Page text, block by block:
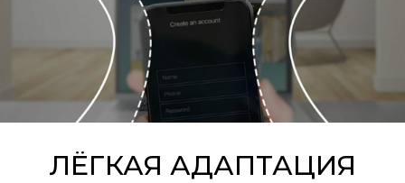
ЛЁГКАЯ АДАПТАЦИЯ